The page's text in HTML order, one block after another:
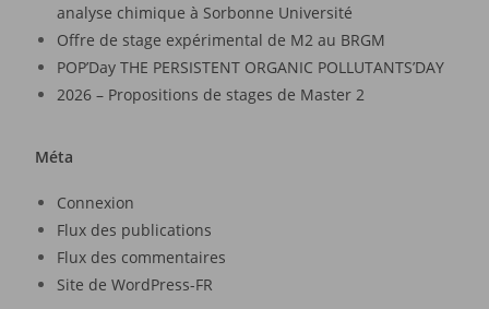
analyse chimique à Sorbonne Université
Offre de stage expérimental de M2 au BRGM
POP’Day THE PERSISTENT ORGANIC POLLUTANTS’DAY
2026 – Propositions de stages de Master 2
Méta
Connexion
Flux des publications
Flux des commentaires
Site de WordPress-FR